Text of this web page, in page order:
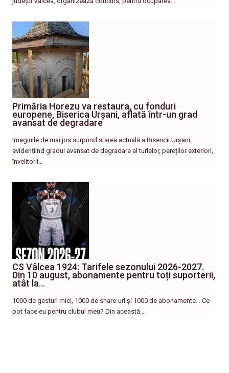
Primăria Horezu va restaura, cu fonduri
europene, Biserica Urșani, aflată într-un grad
avansat de degradare
Imaginile de mai jos surprind starea actuală a Bisericii Urșani,
evidențiind gradul avansat de degradare al turlelor, pereților exteriori,
învelitorii…
CS Vâlcea 1924: Tarifele sezonului 2026-2027.
Din 10 august, abonamente pentru toți suporterii,
atât la…
1000 de gesturi mici, 1000 de share-uri și 1000 de abonamente… Ce
pot face eu pentru clubul meu? Din această…